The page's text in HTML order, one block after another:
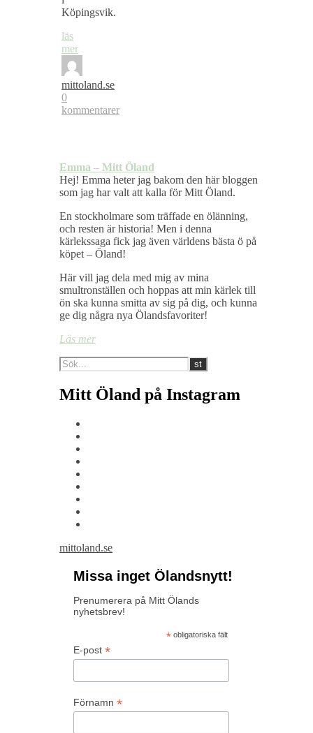
Köpingsvik.
läs
mer
mittoland.se
0
kommentarer
Emma – Mitt Öland
Hej! Emma heter jag bakom den här bloggen
som jag har valt att kalla för Mitt Öland.
En stockholmare som träffade en ölänning,
och resten är historia! Men i denna
kärlekssaga fick jag även världens bästa ö på
köpet – Öland!
Här vill jag dela med mig av mina
smultronställen och hoppas att min kärlek till
ön ska kunna smitta av sig på dig, och kunna
ge dig några nya Ölandsfavoriter!
Läs mer
Mitt Öland på Instagram
mittoland.se
Missa inget Ölandsnytt!
Prenumerera på Mitt Ölands
nyhetsbrev!
*obligatoriska fält
E-post *
Förnamn *